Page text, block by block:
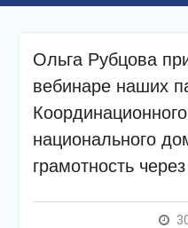
Ольга Рубцова
вебинаре наших
национального
грамотность